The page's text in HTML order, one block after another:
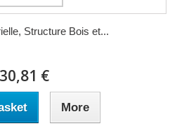
Structure Bois et...
€
More